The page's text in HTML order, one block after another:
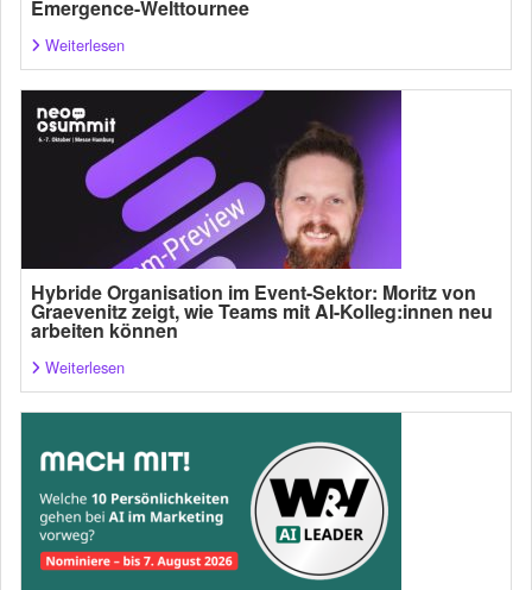
Emergence-Welttournee
Weiterlesen
Hybride Organisation im Event-Sektor: Moritz von
Graevenitz zeigt, wie Teams mit AI-Kolleg:innen neu
arbeiten können
Weiterlesen